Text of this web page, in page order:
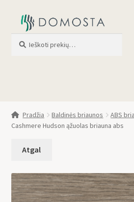
Parduotuvė
Apie mus
Profilis
Pradžia Baldinės briaunos ABS
Cashmere Hudson ąžuolas briauna abs